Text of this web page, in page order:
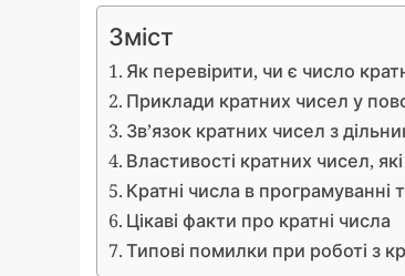
Зміст
Як перевірити, чи є число
Приклади кратних чисел у
Зв’язок кратних чисел з
Властивості кратних чисел,
Кратні числа в програмуванні
Цікаві факти про кратні числа
Типові помилки при роботі з